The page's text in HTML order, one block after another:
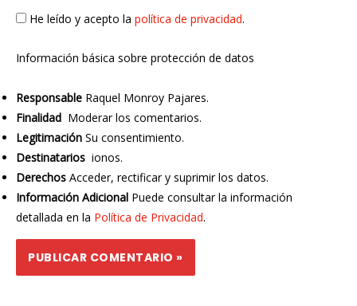
He leído y acepto la política de privacidad.
Información básica sobre protección de datos
Responsable Raquel Monroy Pajares.
Finalidad Moderar los comentarios.
Legitimación Su consentimiento.
Destinatarios ionos.
Derechos Acceder, rectificar y suprimir los datos.
Información Adicional Puede consultar la información
detallada en la Política de Privacidad.